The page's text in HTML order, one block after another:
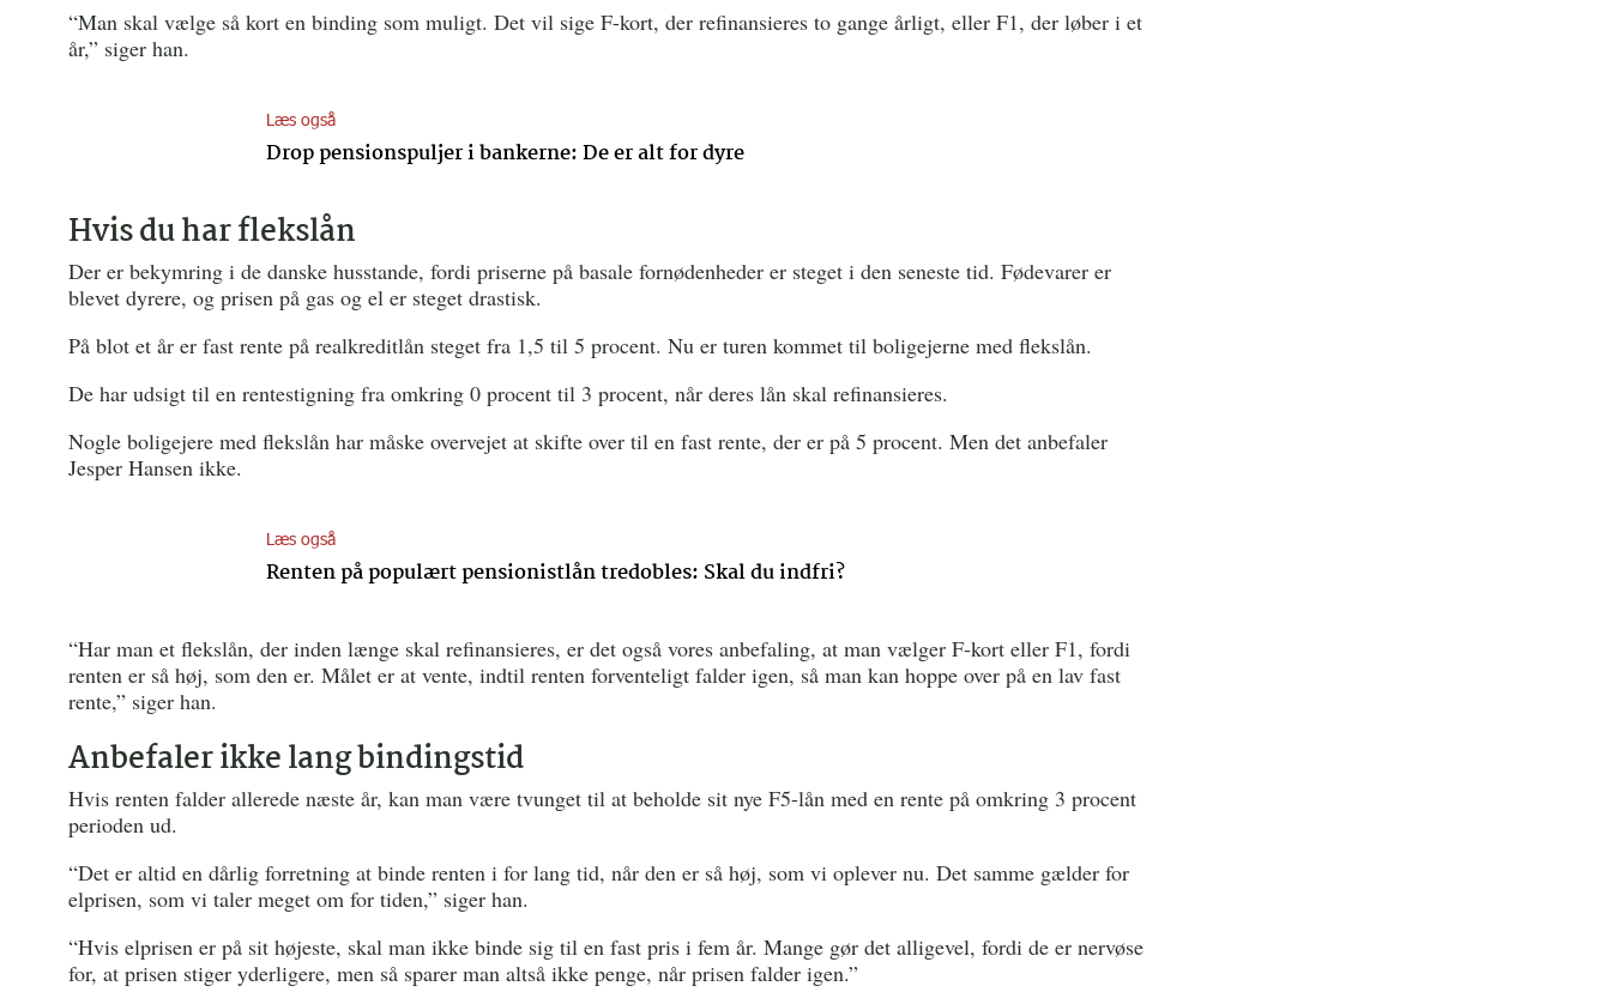
“Man skal vælge så kort en binding som muligt. Det vil sige F-kort, der refinansieres to gange årligt, eller F1, der løber i et
år,” siger han.
Læs også
Drop pensionspuljer i bankerne: De er alt for dyre
Hvis du har flekslån
Der er bekymring i de danske husstande, fordi priserne på basale fornødenheder er steget i den seneste tid. Fødevarer er
blevet dyrere, og prisen på gas og el er steget drastisk.
På blot et år er fast rente på realkreditlån steget fra 1,5 til 5 procent. Nu er turen kommet til boligejerne med flekslån.
De har udsigt til en rentestigning fra omkring 0 procent til 3 procent, når deres lån skal refinansieres.
Nogle boligejere med flekslån har måske overvejet at skifte over til en fast rente, der er på 5 procent. Men det anbefaler
Jesper Hansen ikke.
Læs også
Renten på populært pensionistlån tredobles: Skal du indfri?
“Har man et flekslån, der inden længe skal refinansieres, er det også vores anbefaling, at man vælger F-kort eller F1, fordi
renten er så høj, som den er. Målet er at vente, indtil renten forventeligt falder igen, så man kan hoppe over på en lav fast
rente,” siger han.
Anbefaler ikke lang bindingstid
Hvis renten falder allerede næste år, kan man være tvunget til at beholde sit nye F5-lån med en rente på omkring 3 procent
perioden ud.
“Det er altid en dårlig forretning at binde renten i for lang tid, når den er så høj, som vi oplever nu. Det samme gælder for
elprisen, som vi taler meget om for tiden,” siger han.
“Hvis elprisen er på sit højeste, skal man ikke binde sig til en fast pris i fem år. Mange gør det alligevel, fordi de er nervøse
for, at prisen stiger yderligere, men så sparer man altså ikke penge, når prisen falder igen.”